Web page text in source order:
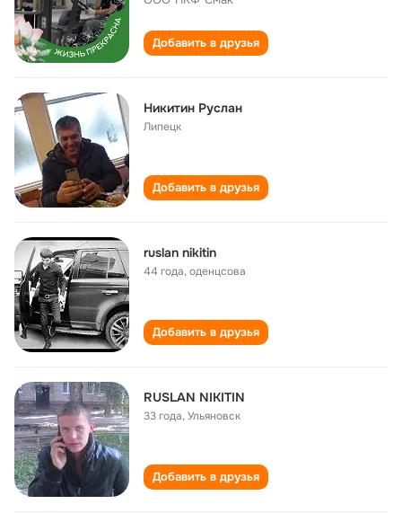
Добавить в друзья
Никитин Руслан
Липецк
Добавить в друзья
ruslan nikitin
44 года,оденцсова
Добавить в друзья
RUSLAN NIKITIN
33 года,Ульяновск
Добавить в друзья